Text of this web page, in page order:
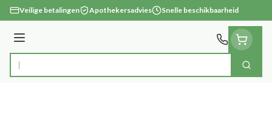
Ga naar de inhoud
Veilige betalingen Apothekersadvies Snelle beschikbaarheid
Menu
Product, merk, categorie... Zoek